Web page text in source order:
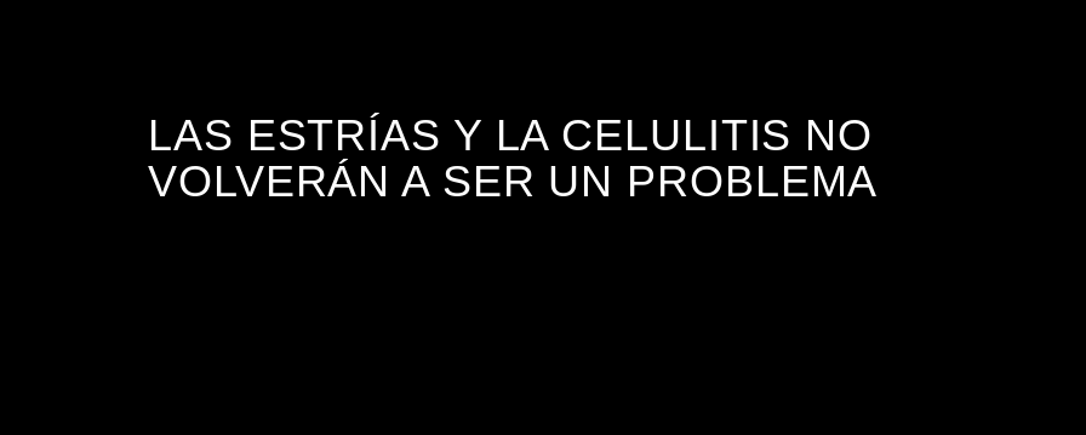
LAS ESTRÍAS Y LA CELULITIS NO
VOLVERÁN A SER UN PROBLEMA